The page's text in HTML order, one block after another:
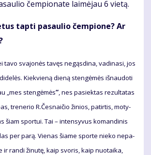
čem­pio­na­te lai­mė­jau 6 vie­tą.
tap­ti pa­sau­lio čem­pio­ne? Ar
ta­vo sva­jo­nės ta­vęs ne­gąs­di­na, va­di­na­si, jos
Kiek­vie­ną die­ną sten­gė­mės iš­nau­do­ti
„mes sten­gė­mės“, nes pa­siek­tas re­zul­ta­tas
tre­ne­rio R.Čes­nai­čio ži­nios, pa­tir­tis, mo­ty­
šiam spor­tui. Tai – in­ten­sy­vus ko­man­di­nis
per pa­rą. Vie­nas šia­me spor­te nie­ko ne­pa­
ir ran­di ži­nu­tę, kaip svo­ris, kaip nuo­tai­ka,